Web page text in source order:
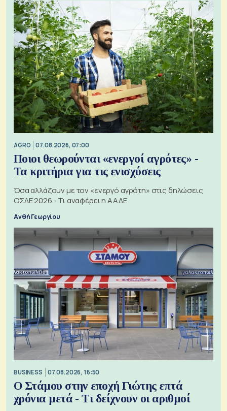
AGRO 07.08.2026, 07:00
Ποιοι θεωρούνται «ενεργοί αγρότες» -
Τα κριτήρια για τις ενισχύσεις
Όσα αλλάζουν με τον «ενεργό αγρότη» στις δηλώσεις
ΟΣΔΕ 2026 - Τι αναφέρει η ΑΑΔΕ
Ανθή Γεωργίου
BUSINESS 07.08.2026, 16:50
Ο Στάμου στην εποχή Γιώτης επτά
χρόνια μετά - Τι δείχνουν οι αριθμοί